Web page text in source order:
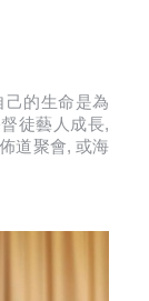
的生命是為
徒藝人成長,
道聚會, 或海